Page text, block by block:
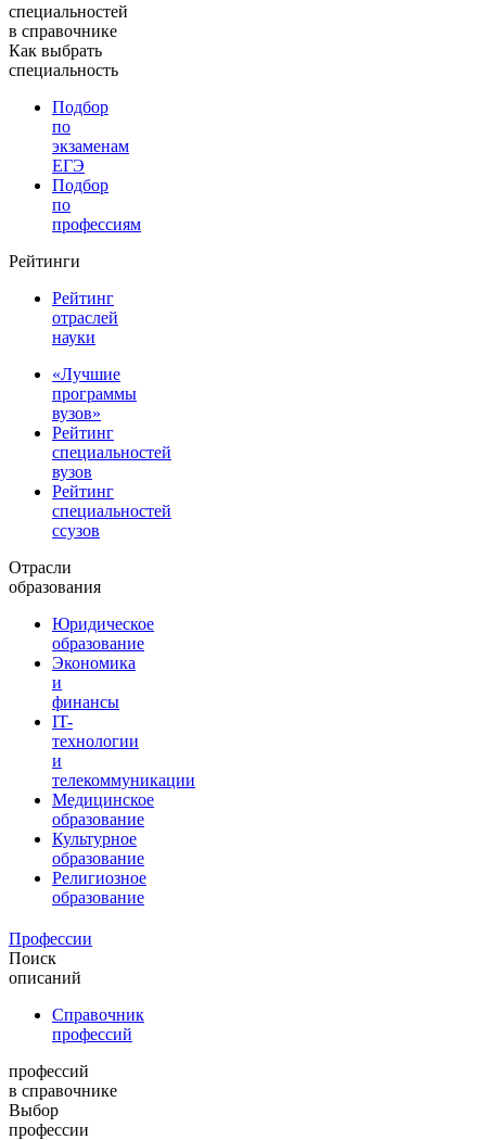
специальностей
в справочнике
Как выбрать
специальность
Подбор
по
экзаменам
ЕГЭ
Подбор
по
профессиям
Рейтинги
Рейтинг
отраслей
науки
«Лучшие
программы
вузов»
Рейтинг
специальностей
вузов
Рейтинг
специальностей
ссузов
Отрасли
образования
Юридическое
образование
Экономика
и
финансы
IT-
технологии
и
телекоммуникации
Медицинское
образование
Культурное
образование
Религиозное
образование
Профессии
Поиск
описаний
Справочник
профессий
профессий
в справочнике
Выбор
профессии